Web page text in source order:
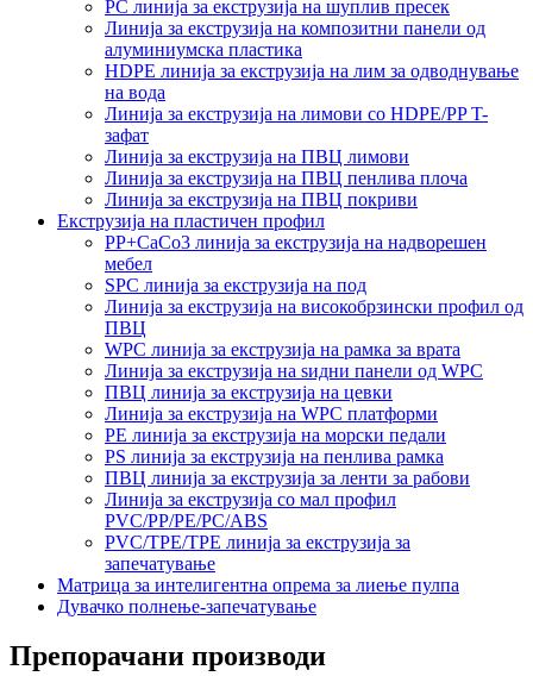
PC линија за екструзија на шуплив пресек
Линија за екструзија на композитни панели од
алуминиумска пластика
HDPE линија за екструзија на лим за одводнување
на вода
Линија за екструзија на лимови со HDPE/PP T-
зафат
Линија за екструзија на ПВЦ лимови
Линија за екструзија на ПВЦ пенлива плоча
Линија за екструзија на ПВЦ покриви
Екструзија на пластичен профил
PP+CaCo3 линија за екструзија на надворешен
мебел
SPC линија за екструзија на под
Линија за екструзија на високобрзински профил од
ПВЦ
WPC линија за екструзија на рамка за врата
Линија за екструзија на ѕидни панели од WPC
ПВЦ линија за екструзија на цевки
Линија за екструзија на WPC платформи
PE линија за екструзија на морски педали
PS линија за екструзија на пенлива рамка
ПВЦ линија за екструзија за ленти за рабови
Линија за екструзија со мал профил
PVC/PP/PE/PC/ABS
PVC/TPE/TPE линија за екструзија за
запечатување
Матрица за интелигентна опрема за лиење пулпа
Дувачко полнење-запечатување
Препорачани производи